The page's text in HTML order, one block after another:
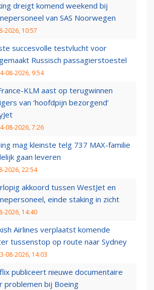
dreigt komend weekend bij
van SAS Noorwegen
2026, 10:57
succesvolle testvlucht voor
Russisch passagierstoestel
08-2026, 9:54
KLM aast op terugwinnen
van ‘hoofdpijn bezorgend’
08-2026, 7:26
mag kleinste telg 737 MAX-familie
gaan leveren
2026, 22:54
akkoord tussen WestJet en
einde staking in zicht
2026, 14:40
Airlines verplaatst komende
tussenstop op route naar Sydney
08-2026, 14:03
publiceert nieuwe documentaire
problemen bij Boeing